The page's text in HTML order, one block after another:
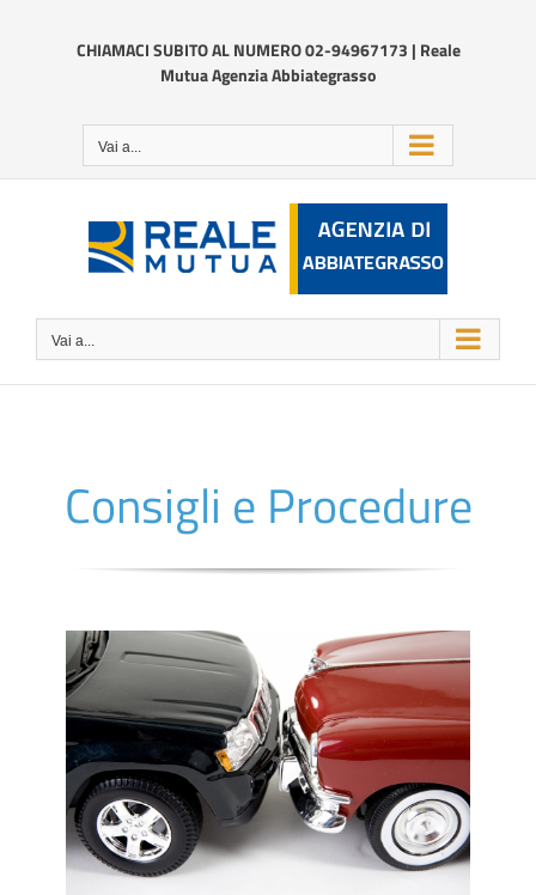
contenutoCHIAMACI SUBITO AL NUMERO 02-94967173 | Reale
Mutua Agenzia Abbiategrasso
Vai a...
Vai a...
Consigli e Procedure